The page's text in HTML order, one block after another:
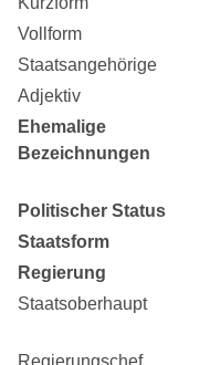
Vollform
Staatsangehörige
Adjektiv
Ehemalige
Bezeichnungen
Politischer Status
Staatsform
Regierung
Staatsoberhaupt
Regierungschef